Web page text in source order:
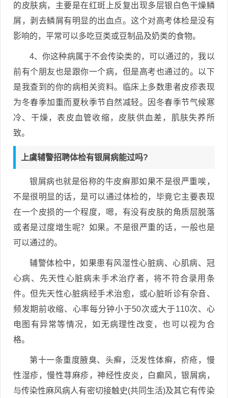
的皮肤病，主要是在红斑上反复出现多层银白色干燥鳞
屑，剥去鳞屑有明显的出血点。这个对高考体检是没有
影响的，平常可以多吃豆类或豆制品及奶类的食物。
4、你这种病属于不会传染类的，可以通过的，我以
前有个朋友也是跟你一个病，但是高考也通过的。以下
是我查到的你的病相关资料。临床上多数患者皮疹表现
为冬春季加重而夏秋季节自然减轻。因冬春季节气候寒
冷、干燥，表皮血管收缩，皮肤供血差，肌肤失养所
致。
上虞辅警招聘体检有银屑病能过吗?
银屑病也就是俗称的牛皮癣那如果不是很严重唉，
不是很明显的话，是可以通过体检的，毕竟它主要表现
在一个皮损的一个程度，嗯，有没有皮肤的角质层脱落
或者是过度增生呢？如果。不是很严重的话，一般也是
可以通过的。
辅警体检中，如果患有风湿性心脏病、心肌病、冠
心病、先天性心脏病未手术治疗者，将不符合录用条
件。但先天性心脏病经手术治愈，或心脏听诊有杂音、
频发期前收缩、心率每分钟小于50次或大于110次、心
电图有异常等情况，如无病理性改变，也可以视为合
格。
第十一条重度腋臭、头癣，泛发性体癣，疥疮，慢
性湿疹，慢性荨麻疹，神经性皮炎，白癫风，银屑病，
与传染性麻风病人有密切接触史(共同生活)及其它有传染